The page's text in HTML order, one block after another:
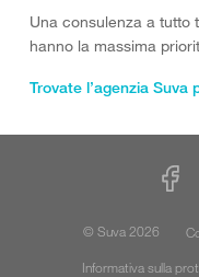
Una consulenza a tutto
hanno la massima
Trovate l’agenzia Suva
© Suva 2026
Informativa sulla